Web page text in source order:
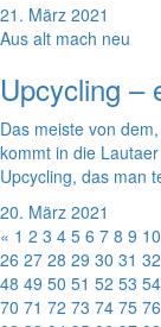
21. März 2021
Aus alt mach neu
Upcycling –
Das meiste von
kommt in die
Upcycling, das man
20. März 2021
« 1 2 3 4 5 6 7 8 9 10
26 27 28 29 30 31 32
48 49 50 51 52 53 54
70 71 72 73 74 75 76